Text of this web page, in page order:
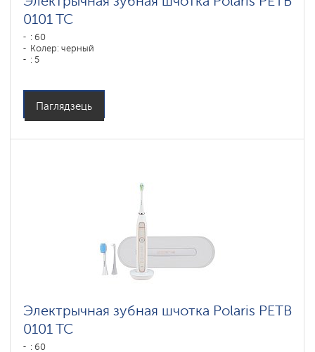
0101 TC
: 60
Колер: черный
: 5
Паглядзець
Электрычная зубная шчотка Polaris PETB
0101 TC
: 60